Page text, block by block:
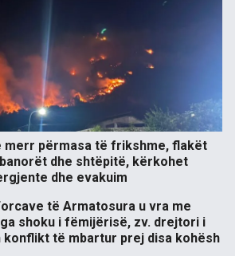
merr përmasa të frikshme, flakët
dhe shtëpitë, kërkohet
dhe evakuim
të Armatosura u vra me
shoku i fëmijërisë, zv. drejtori i
konflikt të mbartur prej disa kohësh